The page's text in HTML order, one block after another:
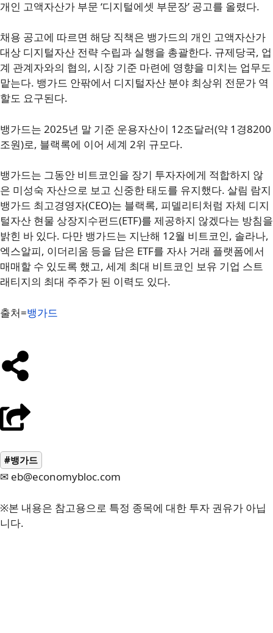
개인 고액자산가 부문 ‘디지털에셋 부문장’ 공고를 올렸다.
채용 공고에 따르면 해당 직책은 뱅가드의 개인 고액자산가
대상 디지털자산 전략 수립과 실행을 총괄한다. 규제당국, 업
계 관계자와의 협의, 시장 기준 마련에 영향을 미치는 업무도
맡는다. 뱅가드 안팎에서 디지털자산 분야 최상위 전문가 역
할도 요구된다.
뱅가드는 2025년 말 기준 운용자산이 12조달러(약 1경8200
조원)로, 블랙록에 이어 세계 2위 규모다.
뱅가드는 그동안 비트코인을 장기 투자자에게 적합하지 않
은 미성숙 자산으로 보고 신중한 태도를 유지했다. 살림 람지
뱅가드 최고경영자(CEO)는 블랙록, 피델리티처럼 자체 디지
털자산 현물 상장지수펀드(ETF)를 제공하지 않겠다는 방침을
밝힌 바 있다. 다만 뱅가드는 지난해 12월 비트코인, 솔라나,
엑스알피, 이더리움 등을 담은 ETF를 자사 거래 플랫폼에서
매매할 수 있도록 했고, 세계 최대 비트코인 보유 기업 스트
래티지의 최대 주주가 된 이력도 있다.
출처=뱅가드
#뱅가드
✉ eb@economybloc.com
※본 내용은 참고용으로 특정 종목에 대한 투자 권유가 아닙
니다.